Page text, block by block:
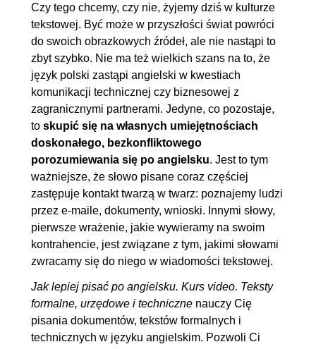
1.7. Nie działa... I co teraz?
Zażalenia
00:20:54
taktyczny... i proposal
00:16:00
1.9. Sztuka szybkiego PR-u
00:30:36
1.10. Zakończenie
00:01:41
Czy tego chcemy, czy nie, żyjemy dziś w kulturze
tekstowej. Być może w przyszłości świat powróci
do swoich obrazkowych źródeł, ale nie nastąpi to
zbyt szybko. Nie ma też wielkich szans na to, że
język polski zastąpi angielski w kwestiach
komunikacji technicznej czy biznesowej z
zagranicznymi partnerami. Jedyne, co pozostaje,
to skupić się na własnych umiejętnościach
doskonałego, bezkonfliktowego
porozumiewania się po angielsku. Jest to tym
ważniejsze, że słowo pisane coraz częściej
zastępuje kontakt twarzą w twarz: poznajemy ludzi
przez e-maile, dokumenty, wnioski. Innymi słowy,
pierwsze wrażenie, jakie wywieramy na swoim
kontrahencie, jest związane z tym, jakimi słowami
zwracamy się do niego w wiadomości tekstowej.
Jak lepiej pisać po angielsku. Kurs video. Teksty
formalne, urzędowe i techniczne nauczy Cię
pisania dokumentów, tekstów formalnych i
technicznych w języku angielskim. Pozwoli Ci